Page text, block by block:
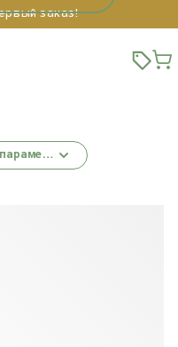
заказ!